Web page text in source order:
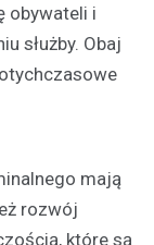
obywateli i
służby. Obaj
mają
rozwój
które są